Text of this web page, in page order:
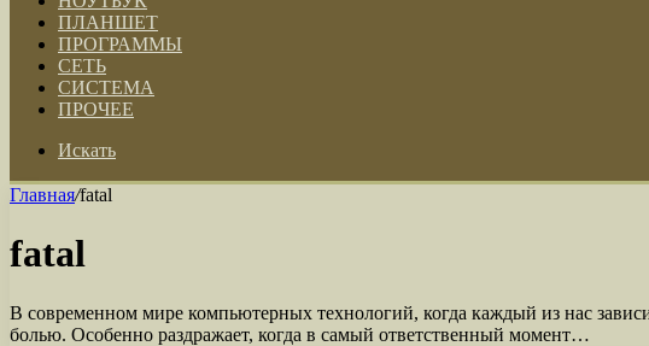
ПЛАНШЕТ
ПРОГРАММЫ
СЕТЬ
СИСТЕМА
ПРОЧЕЕ
Искать
Главная/fatal
fatal
В современном мире компьютерных технологий, когда каждый из нас
болью. Особенно раздражает, когда в самый ответственный момент…